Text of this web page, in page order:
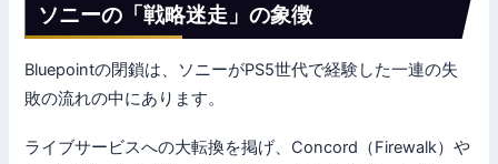
ソニーの「戦略迷走」の象徴
Bluepointの閉鎖は、ソニーがPS5世代で経験した一連の失
敗の流れの中にあります。
ライブサービスへの大転換を掲げ、Concord（Firewalk）や